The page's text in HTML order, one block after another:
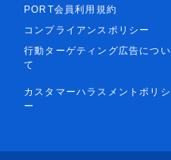
PORT会員利用規約
コンプライアンスポリシー
行動ターゲティング広告につい
て
カスタマーハラスメントポリシ
ー